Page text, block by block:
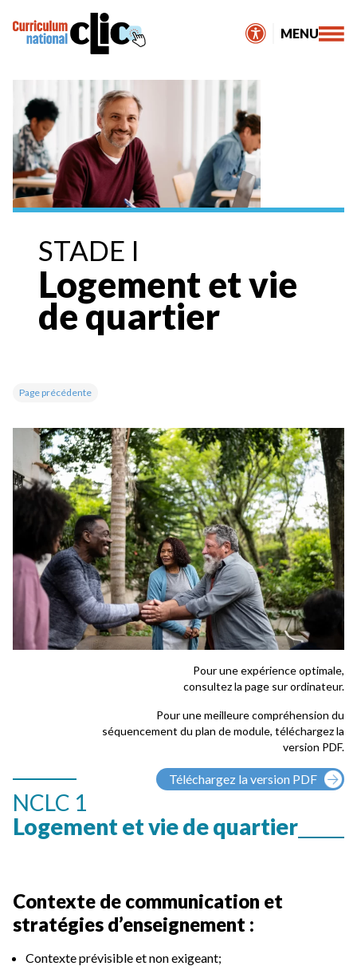
content
MENU
STADE I
Logement et vie
de quartier
Page précédente
Pour une expérience optimale,
consultez la page sur ordinateur.
Pour une meilleure compréhension du
séquencement du plan de module, téléchargez la
version PDF.
Téléchargez la version PDF
NCLC 1
Logement et vie de quartier
Contexte de communication et
stratégies d’enseignement :
Contexte prévisible et non exigeant;